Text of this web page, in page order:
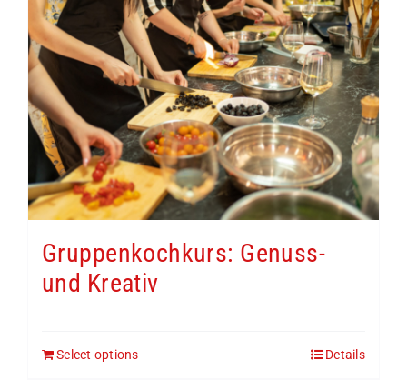
Gruppenkochkurs: Genuss-
und Kreativ
Select options Details